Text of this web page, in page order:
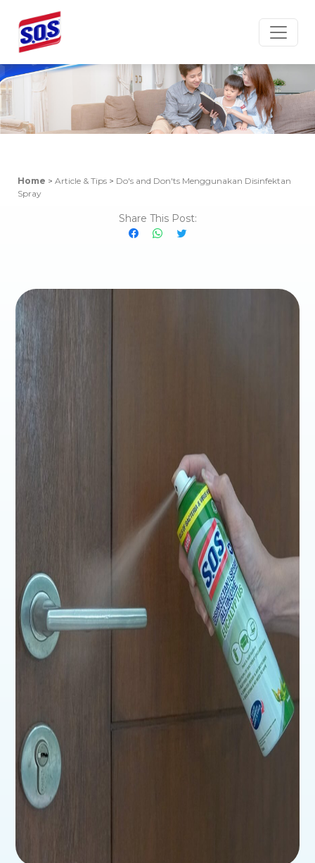
Home > Article & Tips > Do's and Don'ts Menggunakan Disinfektan
Spray
Share This Post: